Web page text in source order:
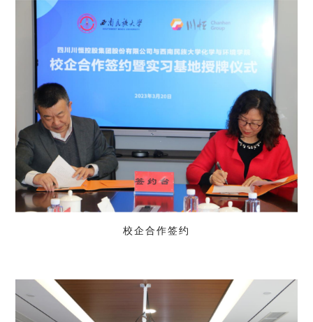
校企合作签约